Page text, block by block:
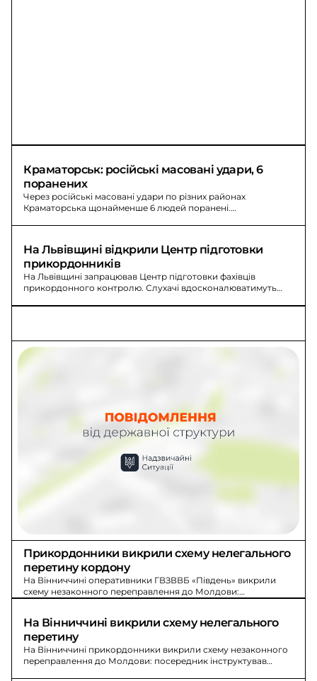
Краматорськ: російські масовані удари, 6
поранених
Через російські масовані удари по різних районах
Краматорська щонайменше 6 людей поранені.
На Львівщині відкрили Центр підготовки
прикордонників
На Львівщині запрацював Центр підготовки фахівців
прикордонного контролю. Слухачі вдосконалюватимуть
Прикордонники викрили схему нелегального
перетину кордону
На Вінниччині оперативники ГВЗВВБ «Південь» викрили
схему незаконного переправлення до Молдови:
На Вінниччині викрили схему нелегального
перетину
На Вінниччині прикордонники викрили схему незаконного
переправлення до Молдови: посередник інструктував